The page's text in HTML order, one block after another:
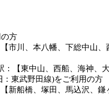
方
市川、本八幡、下総中山
：【東中山、西船、海神、
東武野田線)をご利用の方
新船橋、塚田、馬込沢、鎌